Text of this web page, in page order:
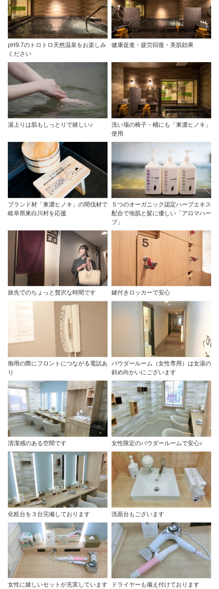
pH9.7のトロトロ天然温泉をお楽しみ
ください
健康促進・疲労回復・美肌効果
湯上りは肌もしっとりで嬉しい♪
洗い場の椅子・桶にも「東濃ヒノキ」
使用
ブランド材「東濃ヒノキ」の間伐材で
岐阜県東白川村を応援
５つのオーガニック認定ハーブエキス
配合で地肌と髪に優しい「アロマハー
ブ」
旅先でのちょっと贅沢な時間です 鍵付きロッカーで安心
御用の際にフロントにつながる電話あ
り
パウダールーム（女性専用）は女湯の
斜め向かいにございます
清潔感のある空間です 女性限定のパウダールームで安心♪
化粧台を３台完備しております 洗面台もございます
女性に嬉しいセットが充実しています ドライヤーも備え付けております